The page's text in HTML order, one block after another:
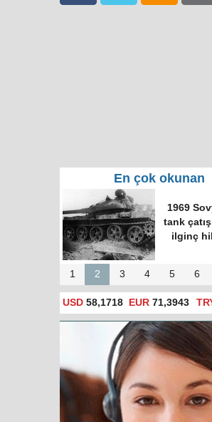
En çok okunan
1969
tank
ilginç
1 2 3 4 5 6
USD 58,1718 EUR 71,3943